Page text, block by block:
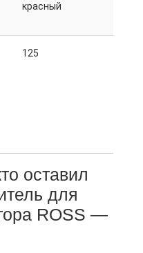
красный
125
оставил
для
ROSS —